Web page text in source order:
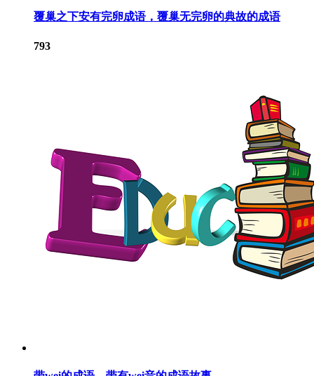
覆巢之下安有完卵成语，覆巢无完卵的典故的成语
793